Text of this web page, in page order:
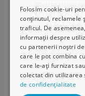
Folosim cookie-uri
conținutul, reclamele
traficul. De
informații despre
cu partenerii noștri
care le pot combina
care le-ați furnizat
colectat din utilizarea
de confidențialitate
031 425 42
0741 244